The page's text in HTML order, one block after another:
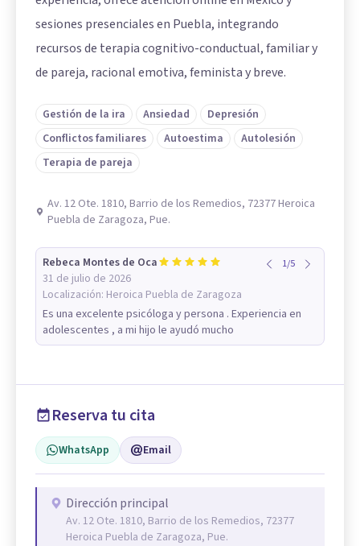
sesiones presenciales en Puebla, integrando
recursos de terapia cognitivo-conductual, familiar y
de pareja, racional emotiva, feminista y breve.
Gestión de la ira Ansiedad
Depresión
Conflictos familiares
Autoestima
Autolesión
Terapia de pareja
Av. 12 Ote. 1810, Barrio de los Remedios, 72377 Heroica
Puebla de Zaragoza, Pue.
Rebeca Montes de Oca
31 de julio de 2026
Localización: Heroica Puebla de Zaragoza
1/5
Es una excelente psicóloga y persona . Experiencia en
adolescentes , a mi hijo le ayudó mucho
Reserva tu cita
WhatsApp Email
Dirección principal
Av. 12 Ote. 1810, Barrio de los Remedios, 72377
Heroica Puebla de Zaragoza, Pue.